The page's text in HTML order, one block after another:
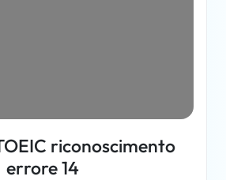
riconoscimento
errore 14